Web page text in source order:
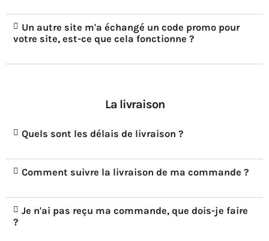
Un autre site m'a échangé un code promo pour
votre site, est-ce que cela fonctionne ?
La livraison
Quels sont les délais de livraison ?
Comment suivre la livraison de ma commande ?
Je n'ai pas reçu ma commande, que dois-je faire
?